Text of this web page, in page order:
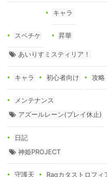
スペチケ
キャラ
昇華
あいりすミスティリア！
キャラ 初心者向け 攻略
メンテナンス
アズールレーン(プレイ休止)
日記
神姫PROJECT
守護天 Ragカタストロフィ